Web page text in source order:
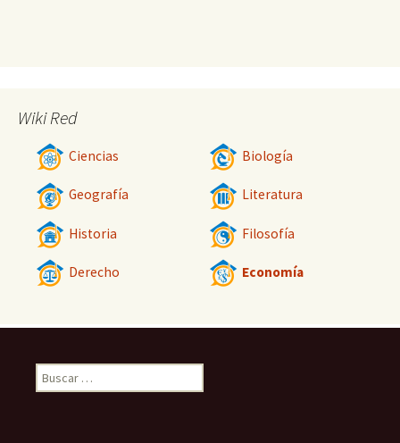
Wiki Red
Ciencias Biología
Geografía Literatura
Historia Filosofía
Derecho Economía
Buscar: